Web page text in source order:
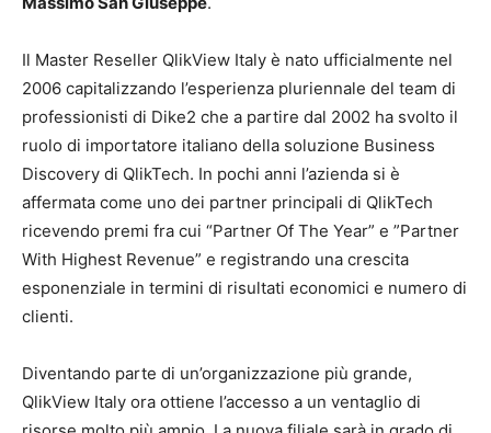
Il Master Reseller QlikView Italy è nato ufficialmente nel
2006 capitalizzando l’esperienza pluriennale del team di
professionisti di Dike2 che a partire dal 2002 ha svolto il
ruolo di importatore italiano della soluzione Business
Discovery di QlikTech. In pochi anni l’azienda si è
affermata come uno dei partner principali di QlikTech
ricevendo premi fra cui “Partner Of The Year” e ”Partner
With Highest Revenue” e registrando una crescita
esponenziale in termini di risultati economici e numero di
clienti.
Diventando parte di un’organizzazione più grande,
QlikView Italy ora ottiene l’accesso a un ventaglio di